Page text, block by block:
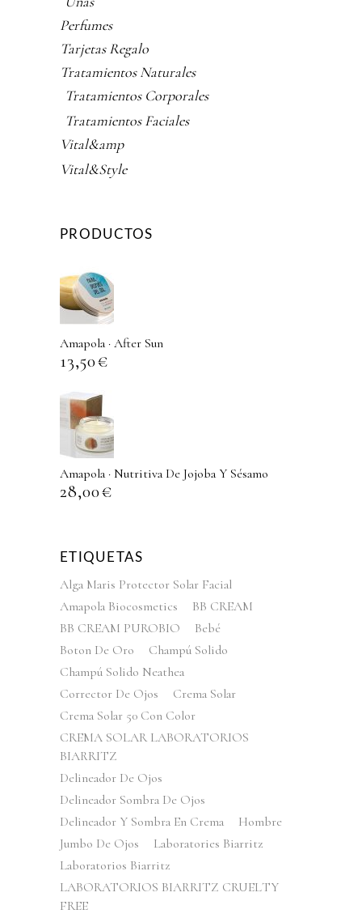
Perfumes
Tarjetas Regalo
Tratamientos Naturales
Tratamientos Corporales
Tratamientos Faciales
Vital&amp
Vital&Style
PRODUCTOS
Amapola · After Sun
13,50€
Amapola · Nutritiva De Jojoba Y Sésamo
28,00€
ETIQUETAS
Alga Maris Protector Solar Facial
Amapola Biocosmetics
BB CREAM
BB CREAM PUROBIO
Bebé
Boton De Oro
Champú Solido
Champú Solido Neathea
Corrector De Ojos
Crema Solar
Crema Solar 50 Con Color
CREMA SOLAR LABORATORIOS
BIARRITZ
Delineador De Ojos
Delineador Sombra De Ojos
Delineador Y Sombra En Crema
Hombre
Jumbo De Ojos
Laboratories Biarritz
Laboratorios Biarritz
LABORATORIOS BIARRITZ CRUELTY
FREE